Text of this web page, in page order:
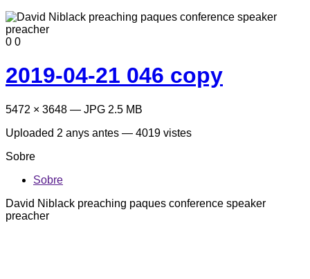
0 0
2019-04-21 046 copy
5472 × 3648 — JPG 2.5 MB
Uploaded 2 anys antes — 4019 vistes
Sobre
Sobre
David Niblack preaching paques conference speaker
preacher